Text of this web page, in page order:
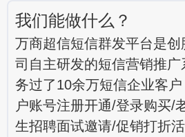
我们能做什么？
万商超信短信群发平台是
司自主研发的短信营销推
务过了10余万短信企业客
户账号注册开通/登录购买/
生招聘面试邀请/促销打折